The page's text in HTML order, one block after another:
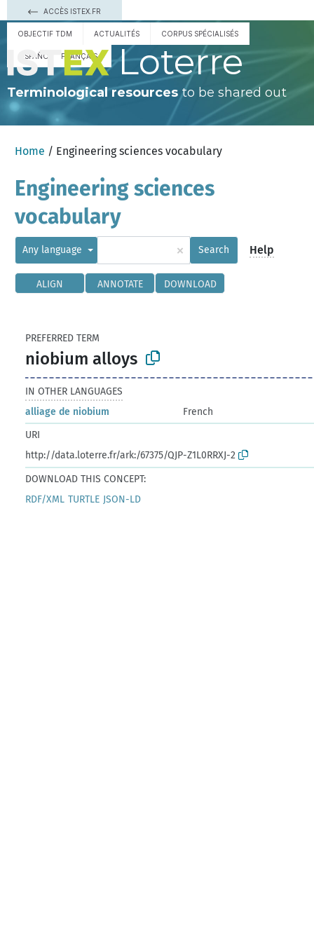
ACCÈS ISTEX.FR
OBJECTIF TDM ACTUALITÉS CORPUS SPÉCIALISÉS
ESPAÑOL FRANÇAIS Loterre
Terminological resourcesto be shared out
Home / Engineering sciences vocabulary
Engineering sciences
vocabulary
Any language × Search Help
ALIGN ANNOTATE DOWNLOAD
PREFERRED TERM
niobium alloys
IN OTHER LANGUAGES
alliage de niobium
French
URI
http://data.loterre.fr/ark:/67375/QJP-Z1L0RRXJ-2
DOWNLOAD THIS CONCEPT:
RDF/XML TURTLE JSON-LD